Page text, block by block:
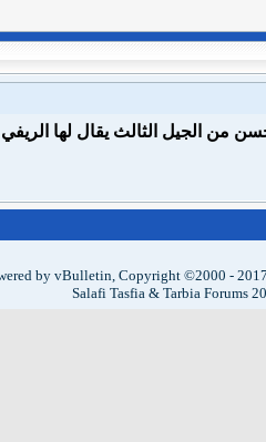
الجيل الثالث يقال لها الريفي
by vBulletin, Copyright ©2000 -
Salafi Tasfia & Tarbia Forums